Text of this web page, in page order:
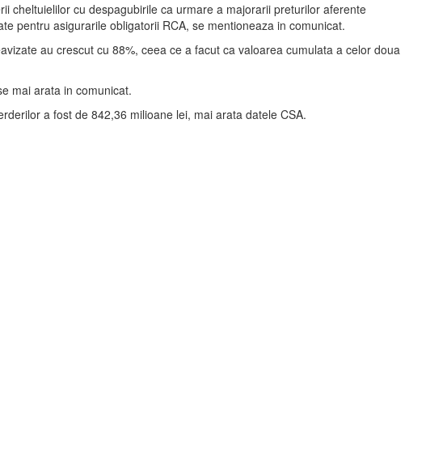
cheltuielilor cu despagubirile ca urmare a majorarii preturilor aferente
pentru asigurarile obligatorii RCA, se mentioneaza in comunicat.
au crescut cu 88%, ceea ce a facut ca valoarea cumulata a celor doua
mai arata in comunicat.
a fost de 842,36 milioane lei, mai arata datele CSA.